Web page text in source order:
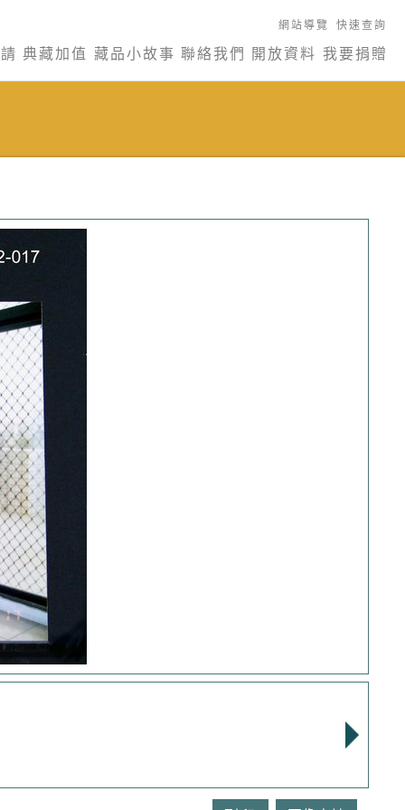
網站導覽 快速查詢
典藏加值 藏品小故事 聯絡我們 開放資料 我要捐贈